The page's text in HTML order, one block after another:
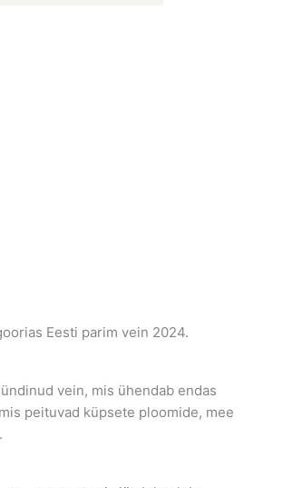
Eesti parim vein 2024.
vein, mis ühendab endas
peituvad küpsete ploomide, mee